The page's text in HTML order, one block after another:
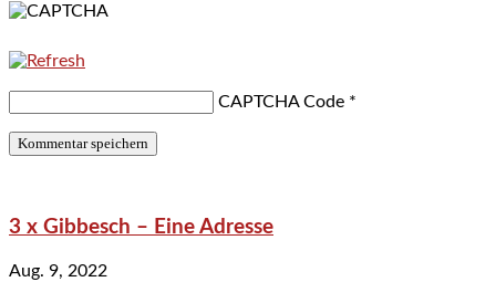
CAPTCHA Code *
3 x Gibbesch – Eine Adresse
Aug. 9, 2022